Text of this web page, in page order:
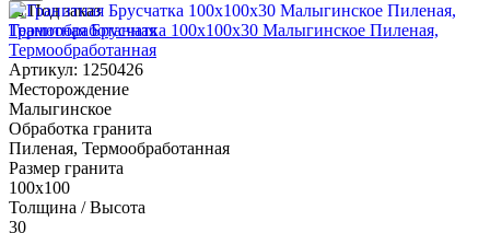
Под заказ
Гранитная Брусчатка 100х100x30 Малыгинское Пиленая,
Термообработанная
Артикул: 1250426
Месторождение
Малыгинское
Обработка гранита
Пиленая, Термообработанная
Размер гранита
100х100
Толщина / Высота
30